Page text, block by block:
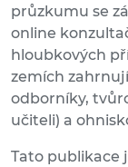
průzkumu se
online
hloubkových
zemích
odborníky,
učiteli) a
Tato publikace